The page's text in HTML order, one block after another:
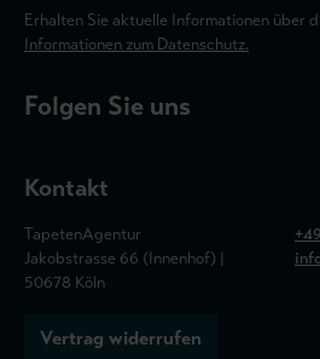
Erhalten Sie aktuelle Informationen über
Informationen zum Datenschutz.
Folgen Sie uns
Kontakt
TapetenAgentur
Jakobstrasse 66 (Innenhof) |
50678 Köln
Vertrag widerrufen